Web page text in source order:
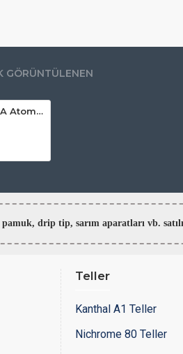
GÖRÜNTÜLENEN
iJoy Captain Elite RTA Atomizer Camı
pamuk, drip tip, sarım aparatları vb.
Teller
Kanthal A1 Teller
Nichrome 80 Teller